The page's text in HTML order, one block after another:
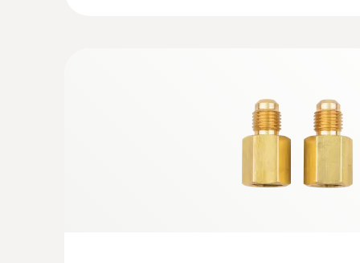
testo 558s - Elektroniczna oprawa
4-drożną baterią zaworów oraz